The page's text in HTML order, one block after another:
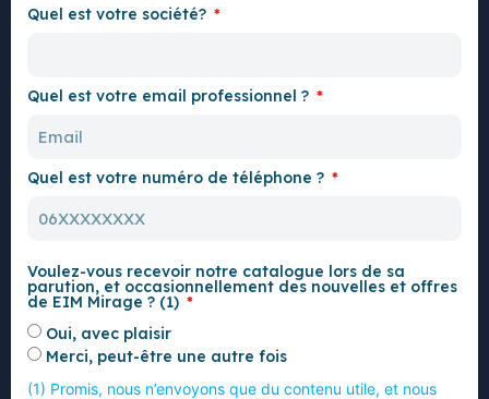
Quel est votre société?
Quel est votre email professionnel ?
Quel est votre numéro de téléphone ?
Voulez-vous recevoir notre catalogue lors de sa
parution, et occasionnellement des nouvelles et offres
de EIM Mirage ? (1)
Oui, avec plaisir
Merci, peut-être une autre fois
(1) Promis, nous n’envoyons que du contenu utile, et nous